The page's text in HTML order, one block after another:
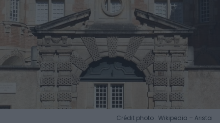
Crédit photo : Wikipedia – Aristoi